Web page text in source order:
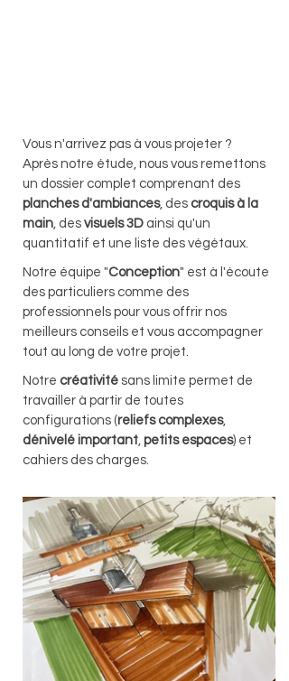
Vous n'arrivez pas à vous projeter ?
Après notre étude, nous vous remettons
un dossier complet comprenant des
planches d'ambiances, des croquis à la
main, des visuels 3D ainsi qu'un
quantitatif et une liste des végétaux.
Notre équipe "Conception" est à l'écoute
des particuliers comme des
professionnels pour vous offrir nos
meilleurs conseils et vous accompagner
tout au long de votre projet.
Notre créativité sans limite permet de
travailler à partir de toutes
configurations (reliefs complexes,
dénivelé important, petits espaces) et
cahiers des charges.